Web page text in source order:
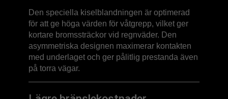
Den speciella kiselblandningen är optimerad
för att ge höga värden för våtgrepp, vilket ger
kortare bromssträckor vid regnväder. Den
asymmetriska designen maximerar kontakten
med underlaget och ger pålitlig prestanda även
på torra vägar.